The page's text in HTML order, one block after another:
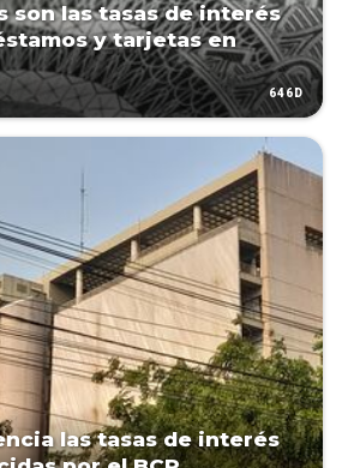
son las tasas de interés
y tarjetas en
646D
las tasas de interés